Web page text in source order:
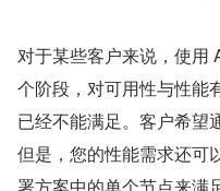
对于某些客户来说，使用
个阶段，对可用性与性能
已经不能满足。客户希望
但是，您的性能需求还可
署方案中的单个节点来满足